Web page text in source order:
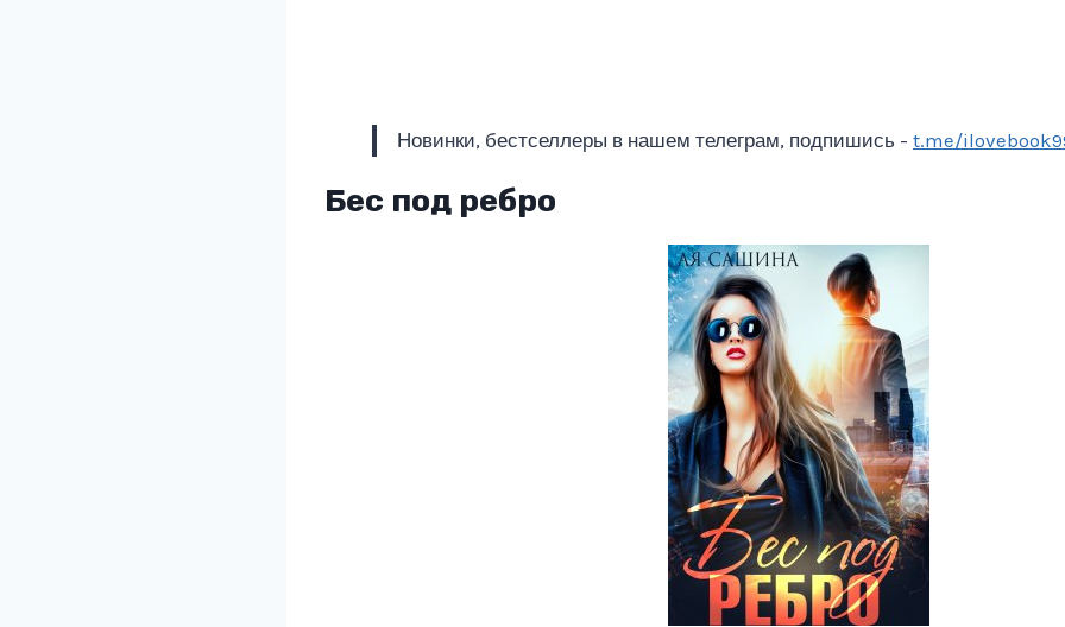
Новинки, бестселлеры в нашем телеграм, подпишись - t.me/
Бес под ребро